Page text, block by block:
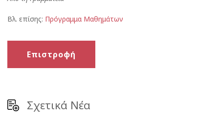
Βλ. επίσης: Πρόγραμμα Μαθημάτων
Επιστροφή
Σχετικά Νέα